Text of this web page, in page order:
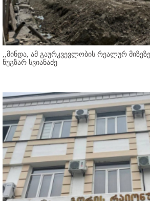
,,მინდა, ამ გაურკვევლობის რეალურ
ნუგზარ სვიანაძე